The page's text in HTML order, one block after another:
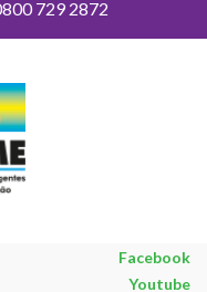
729 2872
Facebook
Youtube